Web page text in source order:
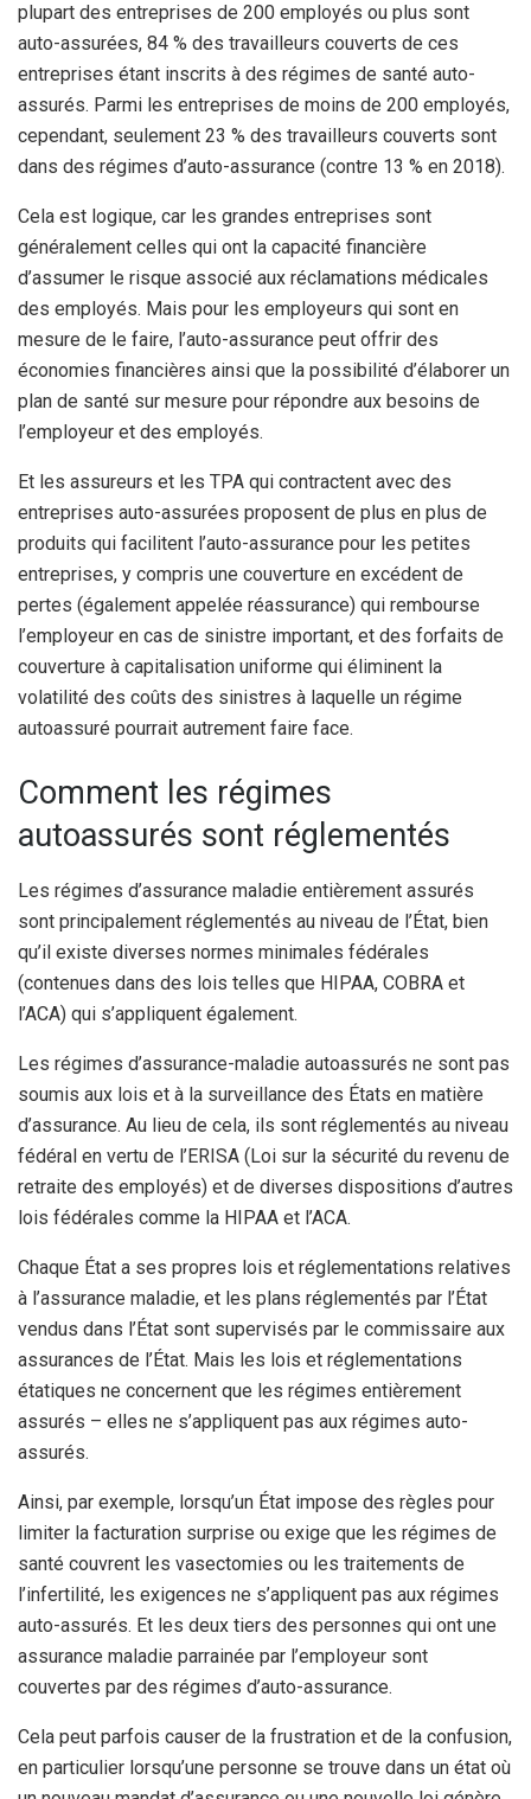
plupart des entreprises de 200 employés ou plus sont
auto-assurées, 84 % des travailleurs couverts de ces
entreprises étant inscrits à des régimes de santé auto-
assurés. Parmi les entreprises de moins de 200 employés,
cependant, seulement 23 % des travailleurs couverts sont
dans des régimes d’auto-assurance (contre 13 % en 2018).
Cela est logique, car les grandes entreprises sont
généralement celles qui ont la capacité financière
d’assumer le risque associé aux réclamations médicales
des employés. Mais pour les employeurs qui sont en
mesure de le faire, l’auto-assurance peut offrir des
économies financières ainsi que la possibilité d’élaborer un
plan de santé sur mesure pour répondre aux besoins de
l’employeur et des employés.
Et les assureurs et les TPA qui contractent avec des
entreprises auto-assurées proposent de plus en plus de
produits qui facilitent l’auto-assurance pour les petites
entreprises, y compris une couverture en excédent de
pertes (également appelée réassurance) qui rembourse
l’employeur en cas de sinistre important, et des forfaits de
couverture à capitalisation uniforme qui éliminent la
volatilité des coûts des sinistres à laquelle un régime
autoassuré pourrait autrement faire face.
Comment les régimes
autoassurés sont réglementés
Les régimes d’assurance maladie entièrement assurés
sont principalement réglementés au niveau de l’État, bien
qu’il existe diverses normes minimales fédérales
(contenues dans des lois telles que HIPAA, COBRA et
l’ACA) qui s’appliquent également.
Les régimes d’assurance-maladie autoassurés ne sont pas
soumis aux lois et à la surveillance des États en matière
d’assurance. Au lieu de cela, ils sont réglementés au niveau
fédéral en vertu de l’ERISA (Loi sur la sécurité du revenu de
retraite des employés) et de diverses dispositions d’autres
lois fédérales comme la HIPAA et l’ACA.
Chaque État a ses propres lois et réglementations relatives
à l’assurance maladie, et les plans réglementés par l’État
vendus dans l’État sont supervisés par le commissaire aux
assurances de l’État. Mais les lois et réglementations
étatiques ne concernent que les régimes entièrement
assurés – elles ne s’appliquent pas aux régimes auto-
assurés.
Ainsi, par exemple, lorsqu’un État impose des règles pour
limiter la facturation surprise ou exige que les régimes de
santé couvrent les vasectomies ou les traitements de
l’infertilité, les exigences ne s’appliquent pas aux régimes
auto-assurés. Et les deux tiers des personnes qui ont une
assurance maladie parrainée par l’employeur sont
couvertes par des régimes d’auto-assurance.
Cela peut parfois causer de la frustration et de la confusion,
en particulier lorsqu’une personne se trouve dans un état où